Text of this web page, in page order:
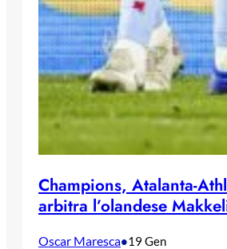
Champions, Atalanta-
arbitra l’olandese
Oscar Maresca•19 Gen